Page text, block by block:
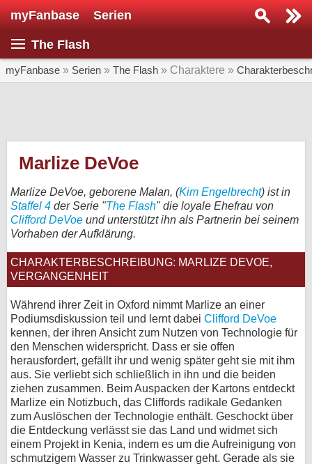
myFanbase Serien
The Flash
myFanbase » Serien » The Flash » Charaktere »
Marlize DeVoe
Marlize DeVoe, geborene Malan, (Kim Engelbrecht) ist in
Staffel 4 der Serie "The Flash" die loyale Ehefrau von
Clifford DeVoe und unterstützt ihn als Partnerin bei seinem
Vorhaben der Aufklärung.
CHARAKTERBESCHREIBUNG: MARLIZE DEVOE,
VERGANGENHEIT
Während ihrer Zeit in Oxford nimmt Marlize an einer
Podiumsdiskussion teil und lernt dabei Clifford DeVoe
kennen, der ihren Ansicht zum Nutzen von Technologie für
den Menschen widerspricht. Dass er sie offen
herausfordert, gefällt ihr und wenig später geht sie mit ihm
aus. Sie verliebt sich schließlich in ihn und die beiden
ziehen zusammen. Beim Auspacken der Kartons entdeckt
Marlize ein Notizbuch, das Cliffords radikale Gedanken
zum Auslöschen der Technologie enthält. Geschockt über
die Entdeckung verlässt sie das Land und widmet sich
einem Projekt in Kenia, indem es um die Aufreinigung von
schmutzigem Wasser zu Trinkwasser geht. Gerade als sie
Serie suchen...
SERIEN
KULTUR
Specials
Forum
bei X
bei Facebook
Kontakt
Nutzungsbedingungen